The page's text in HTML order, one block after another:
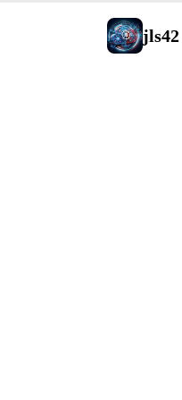
jls42